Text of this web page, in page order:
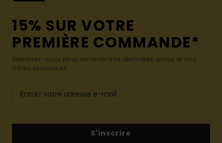
15% SUR VOTRE
PREMIÈRE COMMANDE*
Abonnez-vous pour recevoir nos dernières actus et nos
offres exclusives.
S'inscrire